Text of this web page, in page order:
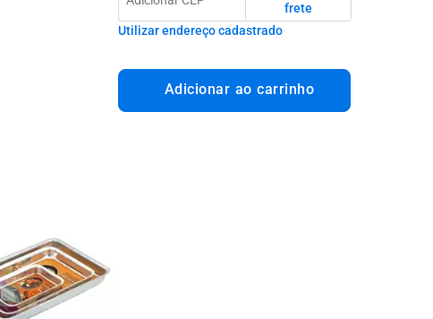
frete
Utilizar endereço cadastrado
Adicionar ao carrinho